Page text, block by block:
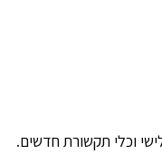
וכלי תקשורת חדשים.